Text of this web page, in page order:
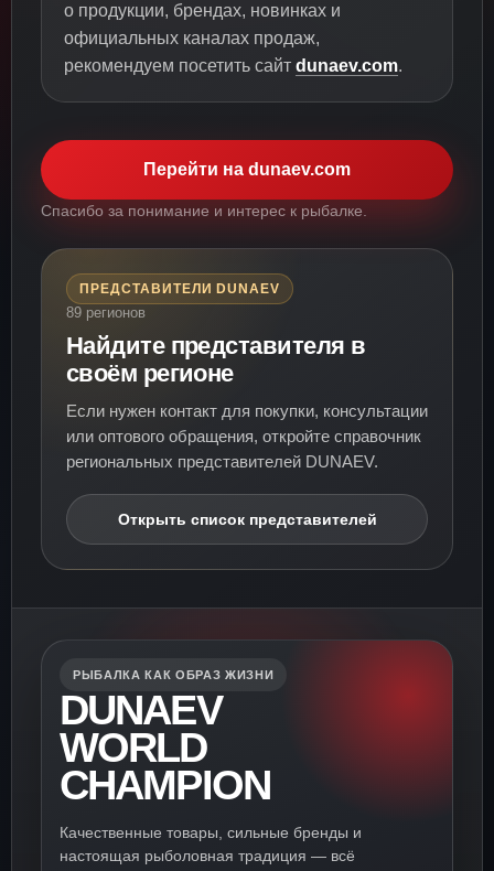
о продукции, брендах, новинках и
официальных каналах продаж,
рекомендуем посетить сайт dunaev.com.
Перейти на dunaev.com
Спасибо за понимание и интерес к рыбалке.
ПРЕДСТАВИТЕЛИ DUNAEV
89 регионов
Найдите представителя в
своём регионе
Если нужен контакт для покупки, консультации
или оптового обращения, откройте справочник
региональных представителей DUNAEV.
Открыть список представителей
РЫБАЛКА КАК ОБРАЗ ЖИЗНИ
DUNAEV
WORLD
CHAMPION
Качественные товары, сильные бренды и
настоящая рыболовная традиция — всё